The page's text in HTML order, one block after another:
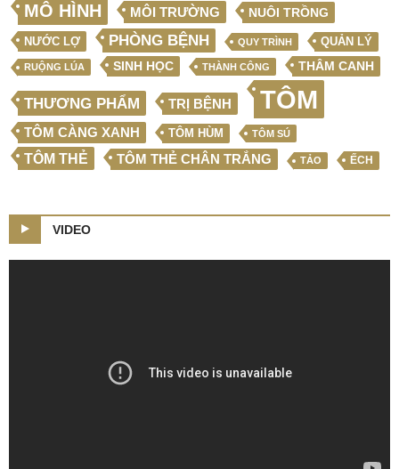
MÔ HÌNH MÔI TRƯỜNG NUÔI TRỒNG
NƯỚC LỢ PHÒNG BỆNH QUY TRÌNH QUẢN LÝ
RUỘNG LÚA SINH HỌC THÀNH CÔNG THÂM CANH
THƯƠNG PHẨM TRỊ BỆNH TÔM
TÔM CÀNG XANH TÔM HÙM TÔM SÚ
TÔM THẺ TÔM THẺ CHÂN TRẮNG TẢO ẾCH
VIDEO